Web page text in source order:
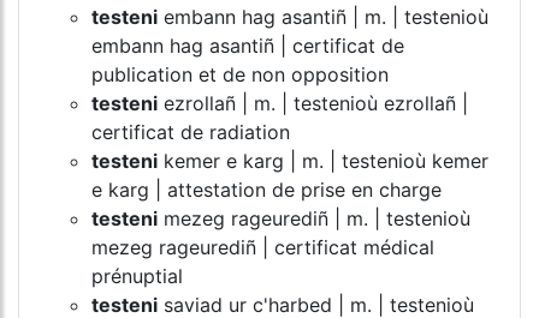
testeni embann hag asantiñ | m. | testenioù
embann hag asantiñ | certificat de
publication et de non opposition
testeni ezrollañ | m. | testenioù ezrollañ |
certificat de radiation
testeni kemer e karg | m. | testenioù kemer
e karg | attestation de prise en charge
testeni mezeg rageurediñ | m. | testenioù
mezeg rageurediñ | certificat médical
prénuptial
testeni saviad ur c'harbed | m. | testenioù